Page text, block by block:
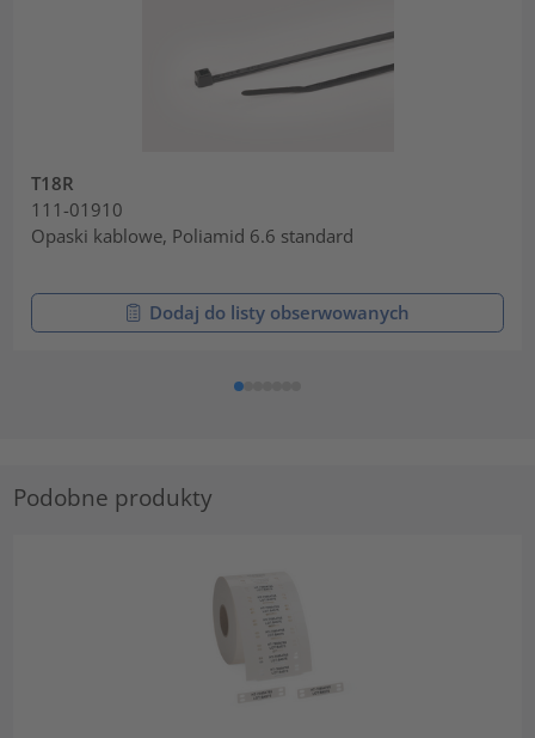
T18R
111-01910
Opaski kablowe, Poliamid 6.6 standard
Dodaj do listy obserwowanych
Podobne produkty